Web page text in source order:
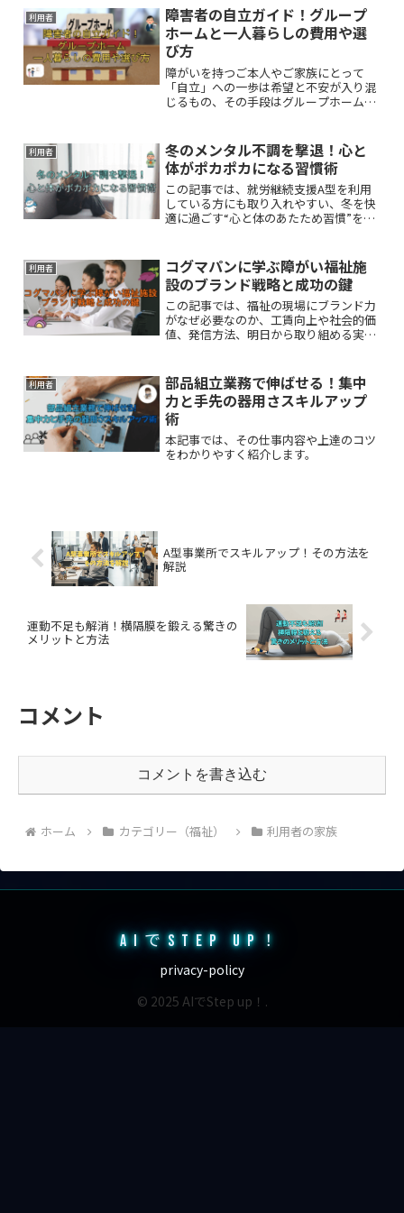
りやすく徹底解説します。
利用者
障害者の自立ガイド！グループ
ホームと一人暮らしの費用や選
び方
障がいを持つご本人やご家族にとって
「自立」への一歩は希望と不安が入り混
じるもの、その手段はグループホームで
費用の目安、後悔しない住まいの選び方
について解説します。
利用者
冬のメンタル不調を撃退！心と
体がポカポカになる習慣術
この記事では、就労継続支援A型を利用
している方にも取り入れやすい、冬を快
適に過ごす“心と体のあたため習慣”をご
利用者
コグマパンに学ぶ障がい福祉施
設のブランド戦略と成功の鍵
この記事では、福祉の現場にブランド力
がなぜ必要なのか、工賃向上や社会的価
値、発信方法、明日から取り組める実践
利用者
部品組立業務で伸ばせる！集中
力と手先の器用さスキルアップ
術
本記事では、その仕事内容や上達のコツ
をわかりやすく紹介します。
A型事業所でスキルアップ！その方法を
解説
運動不足も解消！横隔膜を鍛える驚きの
メリットと方法
コメント
コメントを書き込む
ホーム カテゴリー（福祉） 利用者の家族
AIでSTEP UP！
privacy-policy
© 2025 AIでStep up！.